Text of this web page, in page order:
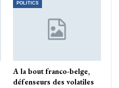
POLITICS
A la bout franco-belge,
défenseurs des volatiles